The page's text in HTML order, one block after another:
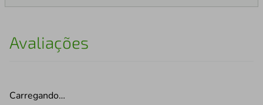
Avaliações
Carregando…